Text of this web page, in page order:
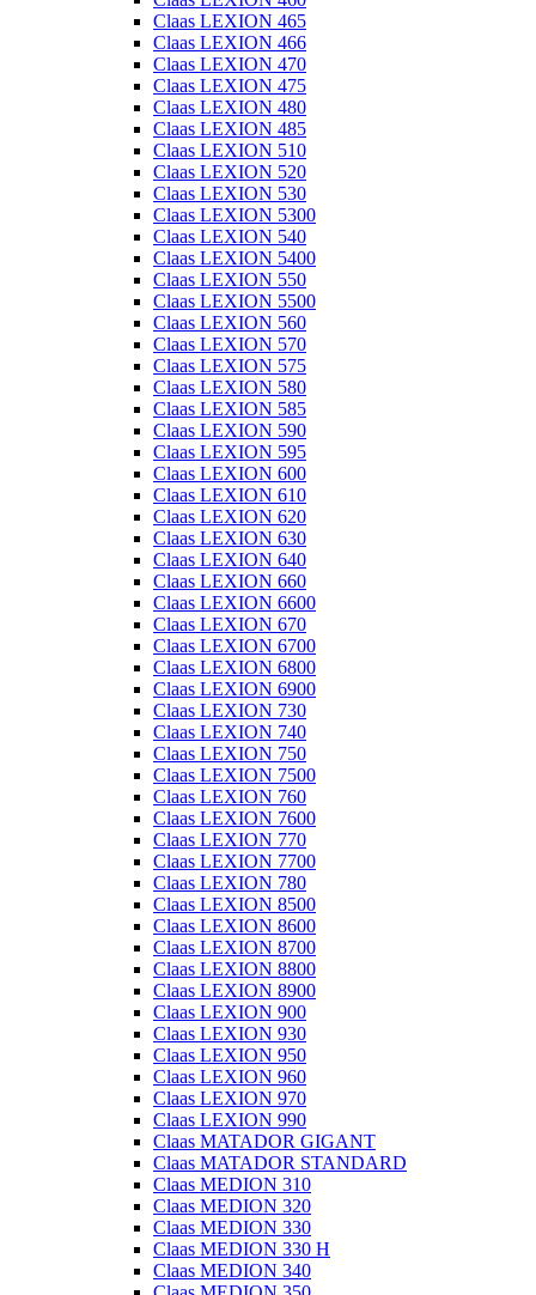
Claas LEXION 465
Claas LEXION 466
Claas LEXION 470
Claas LEXION 475
Claas LEXION 480
Claas LEXION 485
Claas LEXION 510
Claas LEXION 520
Claas LEXION 530
Claas LEXION 5300
Claas LEXION 540
Claas LEXION 5400
Claas LEXION 550
Claas LEXION 5500
Claas LEXION 560
Claas LEXION 570
Claas LEXION 575
Claas LEXION 580
Claas LEXION 585
Claas LEXION 590
Claas LEXION 595
Claas LEXION 600
Claas LEXION 610
Claas LEXION 620
Claas LEXION 630
Claas LEXION 640
Claas LEXION 660
Claas LEXION 6600
Claas LEXION 670
Claas LEXION 6700
Claas LEXION 6800
Claas LEXION 6900
Claas LEXION 730
Claas LEXION 740
Claas LEXION 750
Claas LEXION 7500
Claas LEXION 760
Claas LEXION 7600
Claas LEXION 770
Claas LEXION 7700
Claas LEXION 780
Claas LEXION 8500
Claas LEXION 8600
Claas LEXION 8700
Claas LEXION 8800
Claas LEXION 8900
Claas LEXION 900
Claas LEXION 930
Claas LEXION 950
Claas LEXION 960
Claas LEXION 970
Claas LEXION 990
Claas MATADOR GIGANT
Claas MATADOR STANDARD
Claas MEDION 310
Claas MEDION 320
Claas MEDION 330
Claas MEDION 330 H
Claas MEDION 340